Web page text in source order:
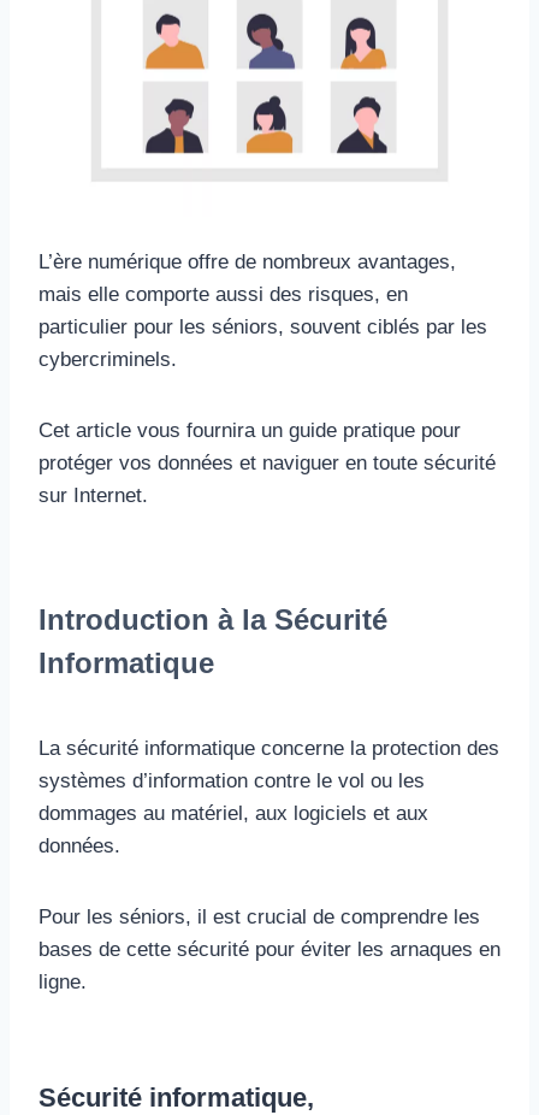
L’ère numérique offre de nombreux avantages,
mais elle comporte aussi des risques, en
particulier pour les séniors, souvent ciblés par les
cybercriminels.
Cet article vous fournira un guide pratique pour
protéger vos données et naviguer en toute sécurité
sur Internet.
Introduction à la Sécurité
Informatique
La sécurité informatique concerne la protection des
systèmes d’information contre le vol ou les
dommages au matériel, aux logiciels et aux
données.
Pour les séniors, il est crucial de comprendre les
bases de cette sécurité pour éviter les arnaques en
ligne.
Sécurité informatique,